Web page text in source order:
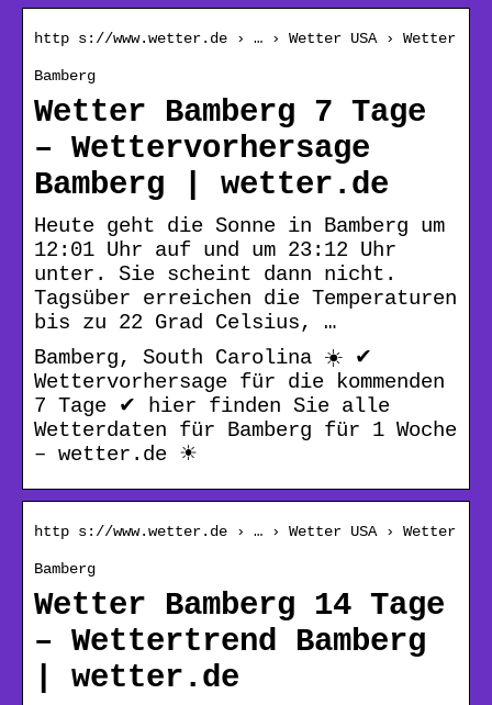
http s://www.wetter.de › … › Wetter USA › Wetter
Bamberg
Wetter Bamberg 7 Tage
– Wettervorhersage
Bamberg | wetter.de
Heute geht die Sonne in Bamberg um
12:01 Uhr auf und um 23:12 Uhr
unter. Sie scheint dann nicht.
Tagsüber erreichen die Temperaturen
bis zu 22 Grad Celsius, …
Bamberg, South Carolina ☀️ ✔
Wettervorhersage für die kommenden
7 Tage ✔ hier finden Sie alle
Wetterdaten für Bamberg für 1 Woche
– wetter.de ☀
http s://www.wetter.de › … › Wetter USA › Wetter
Bamberg
Wetter Bamberg 14 Tage
– Wettertrend Bamberg
| wetter.de